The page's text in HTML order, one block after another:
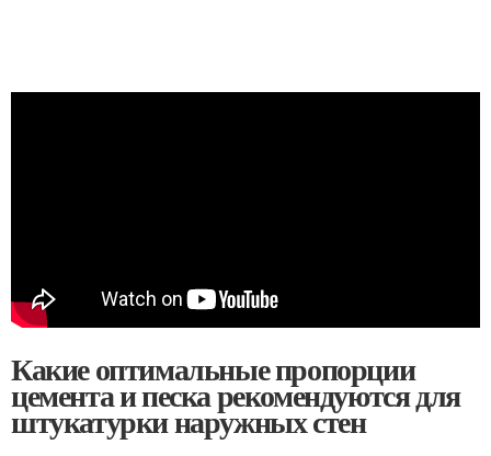
Какие оптимальные пропорции
цемента и песка рекомендуются для
штукатурки наружных стен